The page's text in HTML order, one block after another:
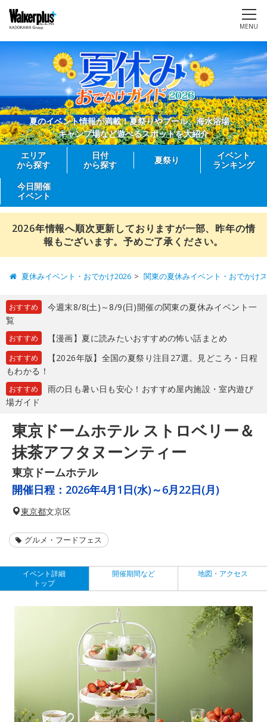
MENU
夏のイベント情報が満載！夏祭りやプール、海水浴場、
キャンプ場など遊べるスポットを大紹介
エリア
から探す
日付
から探す
夏祭り
イベント
ランキング
今日開催
イベント
2026年情報へ順次更新しておりますが一部、昨年の情
報もございます。予めご了承ください。
夏休みイベント・おでかけ2026 関東の夏休みイベント・おでかけ
おすすめ
今週末8/8(土)～8/9(日)開催の関東の夏休みイベント一
覧
おすすめ 【漫画】夏に読みたいおすすめの怖い話まとめ
おすすめ
【2026年版】全国の夏祭り注目27選。見どころ・日程
もわかる！
おすすめ
雨の日も暑い日も安心！おすすめ屋内施設・室内遊び
場ガイド
東京ドームホテル ストロベリー＆
抹茶アフタヌーンティー
東京ドームホテル
開催日程： 2026年4月1日(水)～6月22日(月)
東京都文京区
グルメ・フードフェス
イベント詳細
トップ
開催期間など 地図・アクセス